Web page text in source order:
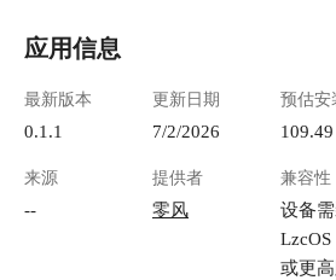
"1782379126970865955.png") 这部分可能会比较
时左右。 这边的话推荐您使用 MacVLAN 模式，
MacVLAN 模式需要连接网线。 选择 HDMI 直接
选择这个，目前的话，虚拟显示器性能和
比较差，不建议使用。 ![image.png](https://lzc-
chengdu.myqcloud.com/guidelines/1308/
应用信息
最新版本
0.1.1
更新日期
7/2/2026
预估安
来源
--
提供者
零风
兼容性
设备
LzcOS
或更